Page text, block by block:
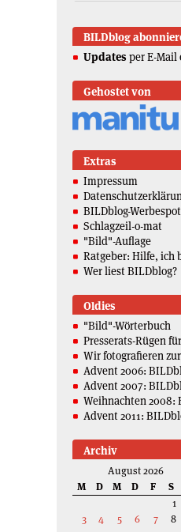
BILDblog
Updates per E-Mail
Gehostet von
Extras
Impressum
BILDblog-Werbespot
Schlagzeil-o-mat
"Bild"-Auflage
Ratgeber: Hilfe, ich
Wer liest BILDblog?
Oldies
"Bild"-Wörterbuch
Presserats-Rügen
Wir fotografieren
Advent 2006:
Advent 2007:
Weihnachten 2008:
Advent 2011:
Archiv
August 2026
M
D M D F S
1
3
4 5 6 7 8